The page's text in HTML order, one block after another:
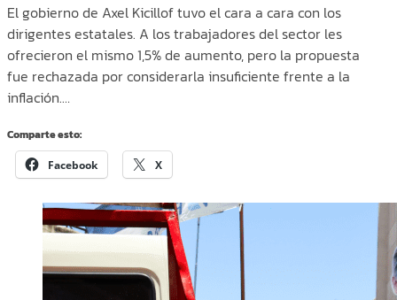
El gobierno de Axel Kicillof tuvo el cara a cara con los
dirigentes estatales. A los trabajadores del sector les
ofrecieron el mismo 1,5% de aumento, pero la propuesta
fue rechazada por considerarla insuficiente frente a la
inflación.…
Comparte esto:
Facebook X